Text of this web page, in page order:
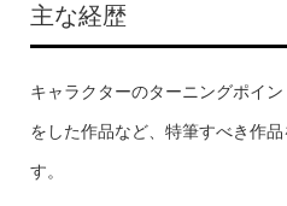
主な経歴
キャラクターのターニングポイ
をした作品など、特筆すべき作
す。